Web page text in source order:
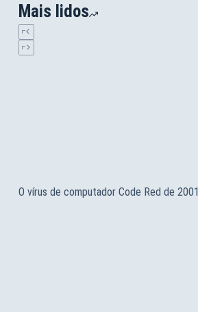
Mais lidos
O vírus de computador Code Red de 2001